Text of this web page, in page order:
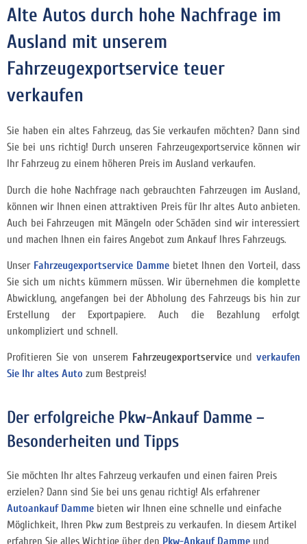
Alte Autos durch hohe Nachfrage im
Ausland mit unserem
Fahrzeugexportservice teuer
verkaufen
Sie haben ein altes Fahrzeug, das Sie verkaufen möchten? Dann sind
Sie bei uns richtig! Durch unseren Fahrzeugexportservice können wir
Ihr Fahrzeug zu einem höheren Preis im Ausland verkaufen.
Durch die hohe Nachfrage nach gebrauchten Fahrzeugen im Ausland,
können wir Ihnen einen attraktiven Preis für Ihr altes Auto anbieten.
Auch bei Fahrzeugen mit Mängeln oder Schäden sind wir interessiert
und machen Ihnen ein faires Angebot zum Ankauf Ihres Fahrzeugs.
Unser Fahrzeugexportservice Dammebietet Ihnen den Vorteil, dass
Sie sich um nichts kümmern müssen. Wir übernehmen die komplette
Abwicklung, angefangen bei der Abholung des Fahrzeugs bis hin zur
Erstellung der Exportpapiere. Auch die Bezahlung erfolgt
unkompliziert und schnell.
Profitieren Sie von unserem Fahrzeugexportserviceundverkaufen
Sie Ihr altes Auto zum Bestpreis!
Der erfolgreiche Pkw-Ankauf Damme –
Besonderheiten und Tipps
Sie möchten Ihr altes Fahrzeug verkaufen und einen fairen Preis
erzielen? Dann sind Sie bei uns genau richtig! Als erfahrener
Autoankauf Damme bieten wir Ihnen eine schnelle und einfache
Möglichkeit, Ihren Pkw zum Bestpreis zu verkaufen. In diesem Artikel
erfahren Sie alles Wichtige über den Pkw-Ankauf Damme und